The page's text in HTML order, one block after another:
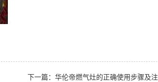
下一篇：华伦帝燃气灶的正确使用步骤及